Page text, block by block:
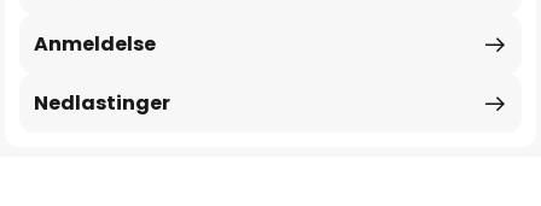
Anmeldelse
Nedlastinger